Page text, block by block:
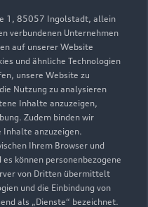
1, 85057 Ingolstadt, allein
verbundenen Unternehmen
auf unserer Website
und ähnliche Technologien
unsere Website zu
Nutzung zu analysieren
Inhalte anzuzeigen,
Zudem binden wir
Inhalte anzuzeigen.
Ihrem Browser und
können personenbezogene
von Dritten übermittelt
und die Einbindung von
als „Dienste“ bezeichnet.